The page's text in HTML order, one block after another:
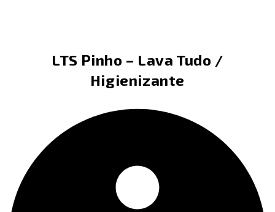
LTS Pinho – Lava Tudo /
Higienizante